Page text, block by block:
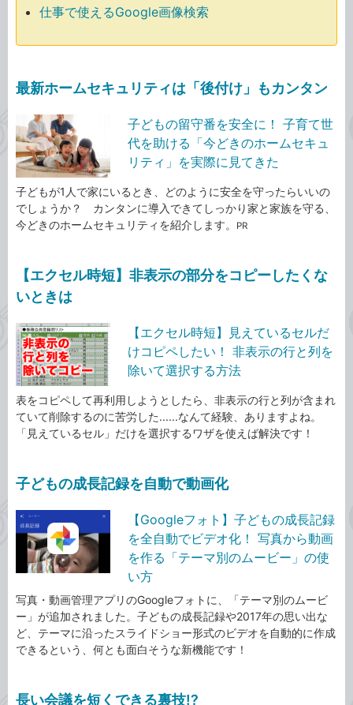
仕事で使えるGoogle画像検索
最新ホームセキュリティは「後付け」もカンタン
子どもの留守番を安全に！ 子育て世
代を助ける「今どきのホームセキュ
リティ」を実際に見てきた
子どもが1人で家にいるとき、どのように安全を守ったらいいの
でしょうか？ カンタンに導入できてしっかり家と家族を守る、
今どきのホームセキュリティを紹介します。
PR
【エクセル時短】非表示の部分をコピーしたくな
いときは
【エクセル時短】見えているセルだ
けコピペしたい！ 非表示の行と列を
除いて選択する方法
表をコピペして再利用しようとしたら、非表示の行と列が含まれ
ていて削除するのに苦労した......なんて経験、ありますよね。
「見えているセル」だけを選択するワザを使えば解決です！
子どもの成長記録を自動で動画化
【Googleフォト】子どもの成長記録
を全自動でビデオ化！ 写真から動画
を作る「テーマ別のムービー」の使
い方
写真・動画管理アプリのGoogleフォトに、「テーマ別のムービ
ー」が追加されました。子どもの成長記録や2017年の思い出な
ど、テーマに沿ったスライドショー形式のビデオを自動的に作成
できるという、何とも面白そうな新機能です！
長い会議を短くできる裏技!?